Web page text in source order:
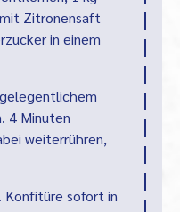
Zitronensaft
in einem
4 Minuten
weiterrühren,
Konfitüre sofort in